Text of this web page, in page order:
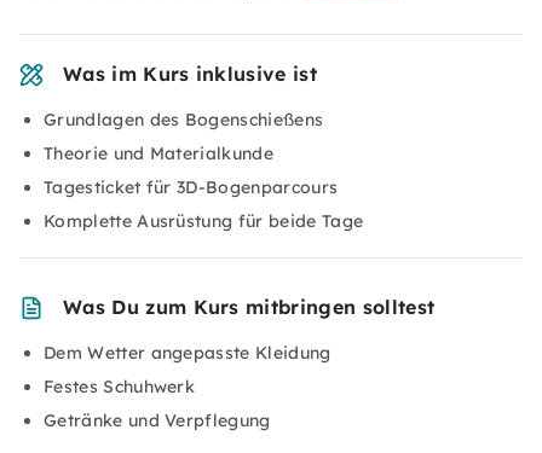
Was im Kurs inklusive ist
Grundlagen des Bogenschießens
Theorie und Materialkunde
Tagesticket für 3D-Bogenparcours
Komplette Ausrüstung für beide Tage
Was Du zum Kurs mitbringen solltest
Dem Wetter angepasste Kleidung
Festes Schuhwerk
Getränke und Verpflegung